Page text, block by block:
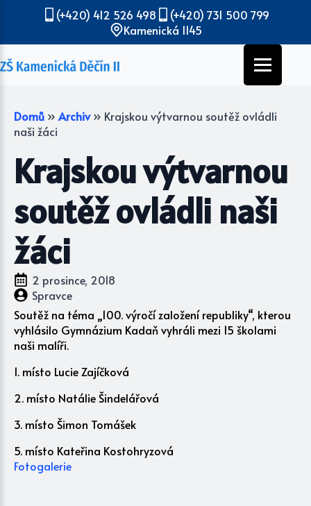
(+420) 412 526 498
(+420) 731 500 799
Kamenická 1145
Domů » Archiv » Krajskou výtvarnou soutěž ovládli
naši žáci
Krajskou výtvarnou
soutěž ovládli naši
žáci
2 prosince, 2018
Spravce
Soutěž na téma „100. výročí založení republiky“, kterou
vyhlásilo Gymnázium Kadaň vyhráli mezi 15 školami
naši malíři.
1. místo Lucie Zajíčková
2. místo Natálie Šindelářová
3. místo Šimon Tomášek
5. místo Kateřina Kostohryzová
Fotogalerie